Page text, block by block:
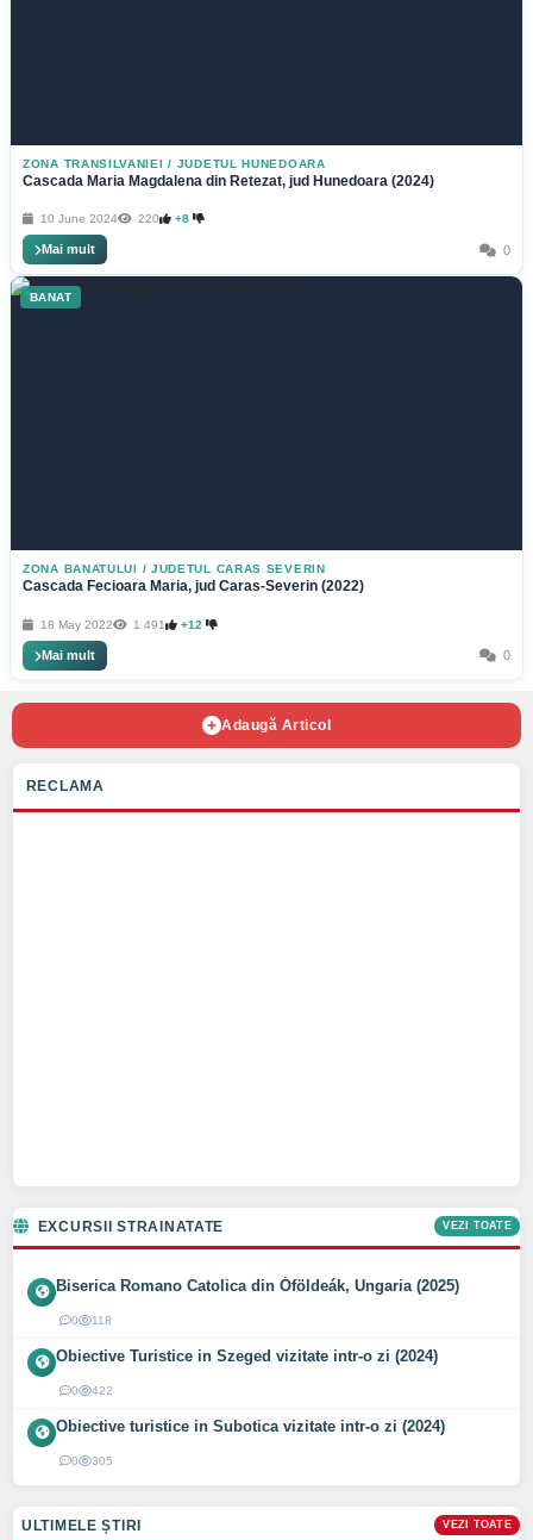
ZONA TRANSILVANIEI / JUDETUL HUNEDOARA
Cascada Maria Magdalena din Retezat, jud Hunedoara (2024)
10 June 2024 220 +8
Mai mult 0
BANAT
ZONA BANATULUI / JUDETUL CARAS SEVERIN
Cascada Fecioara Maria, jud Caras-Severin (2022)
18 May 2022 1 491 +12
Mai mult 0
Adaugă Articol
RECLAMA
EXCURSII STRAINATATE VEZI TOATE
Biserica Romano Catolica din Óföldeák, Ungaria (2025)
0 118
Obiective Turistice in Szeged vizitate intr-o zi (2024)
0 422
Obiective turistice in Subotica vizitate intr-o zi (2024)
0 305
ULTIMELE ȘTIRI VEZI TOATE